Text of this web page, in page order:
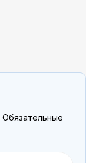
Обязательные